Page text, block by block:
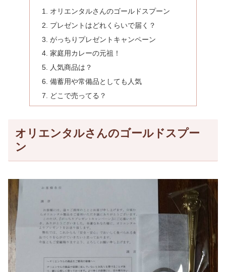
オリエンタルさんのゴールドスプーン
プレゼントはどれくらいで届く？
がっちりプレゼントキャンペーン
家庭用カレーの元祖！
人気商品は？
備蓄用や常備品としても人気
どこで売ってる？
オリエンタルさんのゴールドスプー
ン